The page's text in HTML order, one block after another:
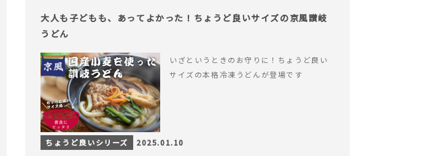
大人も子どもも、あってよかった！ちょうど良いサイズの京風讃岐
うどん
いざというときのお守りに！ちょうど良い
サイズの本格冷凍うどんが登場です
ちょうど良いシリーズ 2025.01.10